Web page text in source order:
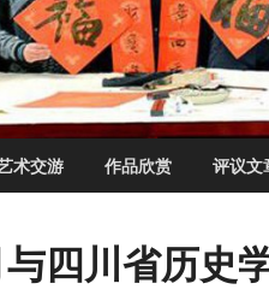
术交游 作品欣赏 评议文
四川省历史